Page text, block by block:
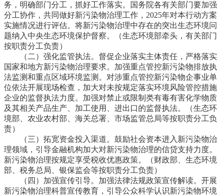
务，明确部门分工，抓好工作落实。国务院各有关部门要加强
分工协作，共同做好新污染物治理工作，2025年对本行动方案
实施情况进行评估。将新污染物治理中存在的突出生态环境问
题纳入中央生态环境保护督察。
（生态环境部牵头，有关部门
按职责分工负责）
（二）强化监管执法。 督促企业落实主体责任，严格落实
国家和地方新污染物治理要求。加强重点管控新污染物排放执
法监测和重点区域环境监测。对涉重点管控新污染物企事业单
位依法开展现场检查，加大对未按规定落实环境风险管控措施
企业的监督执法力度。加强对禁止或限制类有毒有害化学物质
及其相关产品生产、加工使用、进出口的监督执法。
（生态环
境部、农业农村部、海关总署、市场监管总局等按职责分工负
责）
（三）拓宽资金投入渠道。 鼓励社会资本进入新污染物治
理领域，引导金融机构加大对新污染物治理的信贷支持力度。
新污染物治理按规定享受税收优惠政策。
（财政部、生态环境
部、税务总局、银保监会等按职责分工负责）
（四）加强宣传引导。 加强法律法规政策宣传解读。开展
新污染物治理科普宣传教育，引导公众科学认识新污染物环境